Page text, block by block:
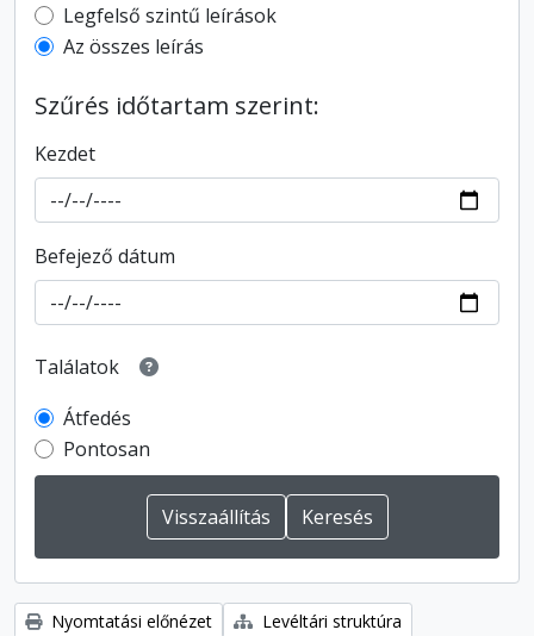
Top-level description filter
Legfelső szintű leírások
Az összes leírás
Szűrés időtartam szerint:
Kezdet
Befejező dátum
Találatok
Átfedés
Pontosan
Nyomtatási előnézet
Levéltári struktúra